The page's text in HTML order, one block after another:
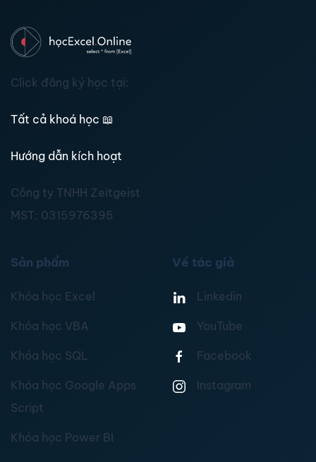
Click đăng ký học tại:
Tất cả khoá học 📖
Hướng dẫn kích hoạt
Công ty TNHH Zeitgeist
MST: 0315976395
Sản phẩm
Khóa học Excel
Khóa học VBA
Khóa học SQL
Khóa học Google Apps
Script
Khóa học Power BI
Về tác giả
Linkedin
YouTube
Facebook
Instagram